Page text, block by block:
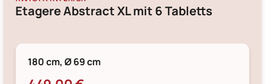
Etagere Abstract XL mit 6 Tabletts
180 cm, Ø 69 cm